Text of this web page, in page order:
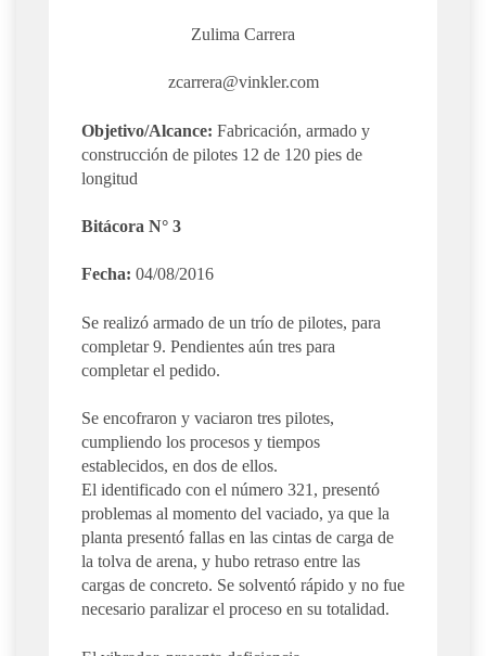
Zulima Carrera
zcarrera@vinkler.com
Objetivo/Alcance: Fabricación, armado y
construcción de pilotes 12 de 120 pies de
longitud
Bitácora N° 3
Fecha: 04/08/2016
Se realizó armado de un trío de pilotes, para
completar 9. Pendientes aún tres para
completar el pedido.
Se encofraron y vaciaron tres pilotes,
cumpliendo los procesos y tiempos
establecidos, en dos de ellos.
El identificado con el número 321, presentó
problemas al momento del vaciado, ya que la
planta presentó fallas en las cintas de carga de
la tolva de arena, y hubo retraso entre las
cargas de concreto. Se solventó rápido y no fue
necesario paralizar el proceso en su totalidad.